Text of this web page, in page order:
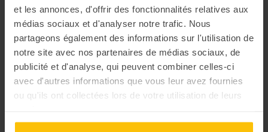
et les annonces, d'offrir des fonctionnalités relatives aux
médias sociaux et d'analyser notre trafic. Nous
partageons également des informations sur l'utilisation de
notre site avec nos partenaires de médias sociaux, de
publicité et d'analyse, qui peuvent combiner celles-ci
avec d'autres informations que vous leur avez fournies
ou qu'ils ont collectées lors de votre utilisation de leurs